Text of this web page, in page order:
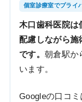
個室診療室でプライ
木口歯科医院は
配慮しながら施
です。朝倉駅か
います。
Googleの口コ